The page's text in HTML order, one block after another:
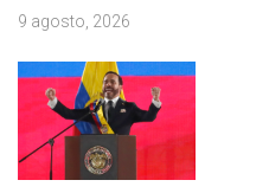
9 agosto, 2026